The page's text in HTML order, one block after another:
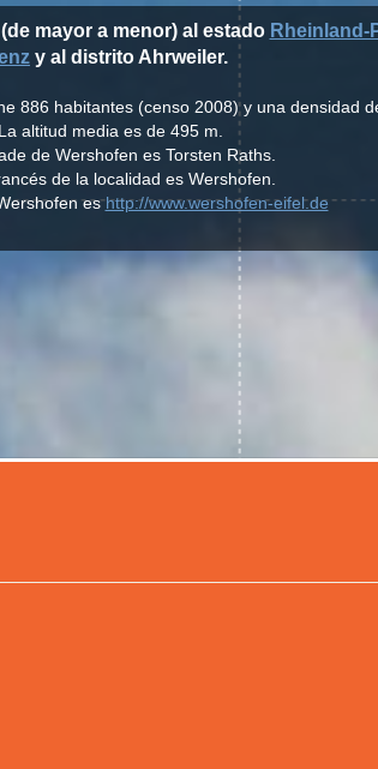
mayor a menor) al estado Rheinland-
y al distrito Ahrweiler.
886 habitantes (censo 2008) y una densidad
altitud media es de 495 m.
de Wershofen es Torsten Raths.
de la localidad es Wershofen.
eshttp://www.wershofen-eifel.de